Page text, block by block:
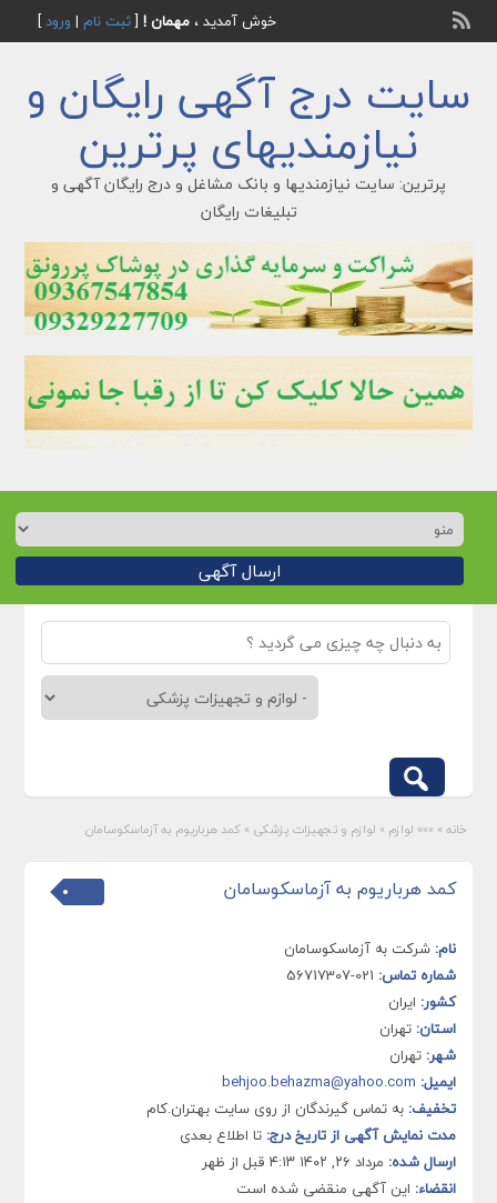
خوش آمدید ، مهمان ![ثبت نام | ورود]
سایت درج آگهی رایگان و
نیازمندیهای پرترین
پرترین: سایت نیازمندیها و بانک مشاغل و درج رایگان آگهی و
تبلیغات رایگان
ارسال آگهی
خانه » »»» لوازم » لوازم و تجهیزات پزشکی » کمد هرباریوم به آزماسکوسامان
کمد هرباریوم به آزماسکوسامان
نام: شرکت به آزماسکوسامان
شماره تماس:
کشور: ایران
استان: تهران
شهر: تهران
ایمیل: behjoo.behazma@yahoo.com
تخفیف: به تماس گیرندگان از روی سایت بهتران.کام
مدت نمایش آگهی از تاریخ درج: تا اطلاع بعدی
ارسال شده: مرداد ۲۶, ۱۴۰۲ ۴:۱۳ قبل از ظهر
انقضاء: این آگهی منقضی شده است